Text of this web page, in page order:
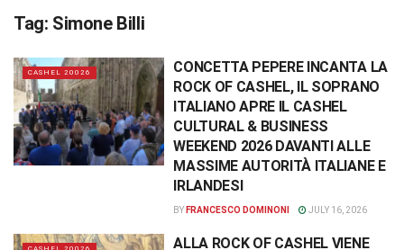
Tag: Simone Billi
CASHEL 20026
CONCETTA PEPERE INCANTA LA
ROCK OF CASHEL, IL SOPRANO
ITALIANO APRE IL CASHEL
CULTURAL & BUSINESS
WEEKEND 2026 DAVANTI ALLE
MASSIME AUTORITÀ ITALIANE E
IRLANDESI
BY FRANCESCO DOMINONI JULY 16, 2026
ALLA ROCK OF CASHEL VIENE